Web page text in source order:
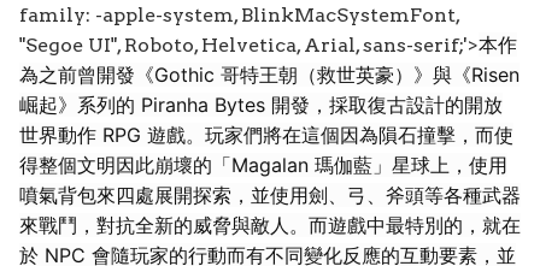
family: -apple-system, BlinkMacSystemFont,
"Segoe UI", Roboto, Helvetica, Arial, sans-serif;'>本作
為之前曾開發《Gothic 哥特王朝（救世英豪）》與《Risen
崛起》系列的 Piranha Bytes 開發，採取復古設計的開放
世界動作 RPG 遊戲。玩家們將在這個因為隕石撞擊，而使
得整個文明因此崩壞的「Magalan 瑪伽藍」星球上，使用
噴氣背包來四處展開探索，並使用劍、弓、斧頭等各種武器
來戰鬥，對抗全新的威脅與敵人。而遊戲中最特別的，就在
於 NPC 會隨玩家的行動而有不同變化反應的互動要素，並